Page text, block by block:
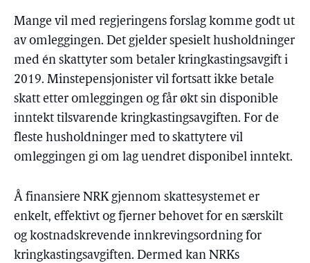
Mange vil med regjeringens forslag komme godt ut
av omleggingen. Det gjelder spesielt husholdninger
med én skattyter som betaler kringkastingsavgift i
2019. Minstepensjonister vil fortsatt ikke betale
skatt etter omleggingen og får økt sin disponible
inntekt tilsvarende kringkastingsavgiften. For de
fleste husholdninger med to skattytere vil
omleggingen gi om lag uendret disponibel inntekt.
Å finansiere NRK gjennom skattesystemet er
enkelt, effektivt og fjerner behovet for en særskilt
og kostnadskrevende innkrevingsordning for
kringkastingsavgiften. Dermed kan NRKs